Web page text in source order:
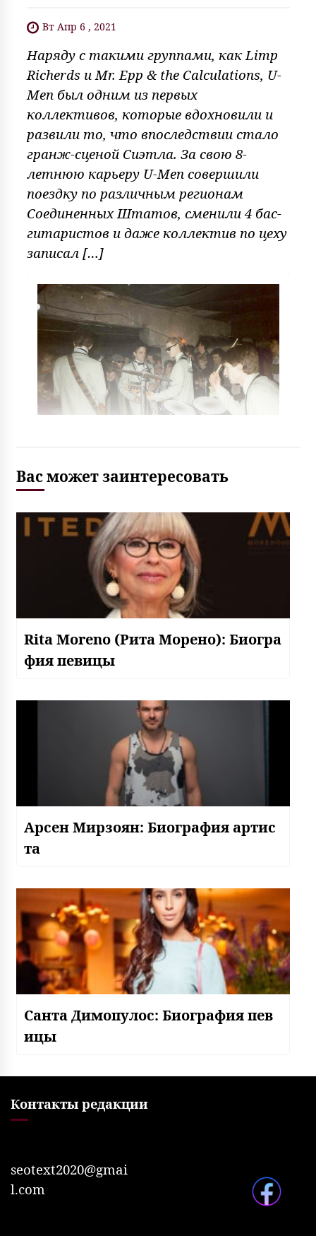
Вт Апр 6 , 2021
Наряду с такими группами, как Limp
Richerds и Mr. Epp & the Calculations, U-
Men был одним из первых
коллективов, которые вдохновили и
развили то, что впоследствии стало
гранж-сценой Сиэтла. За свою 8-
летнюю карьеру U-Men совершили
поездку по различным регионам
Соединенных Штатов, сменили 4 бас-
гитаристов и даже коллектив по цеху
записал […]
Вас может заинтересовать
Rita Moreno (Рита Морено): Биогра
фия певицы
Арсен Мирзоян: Биография артис
та
Санта Димопулос: Биография пев
ицы
Контакты редакции
seotext2020@gmai
l.com